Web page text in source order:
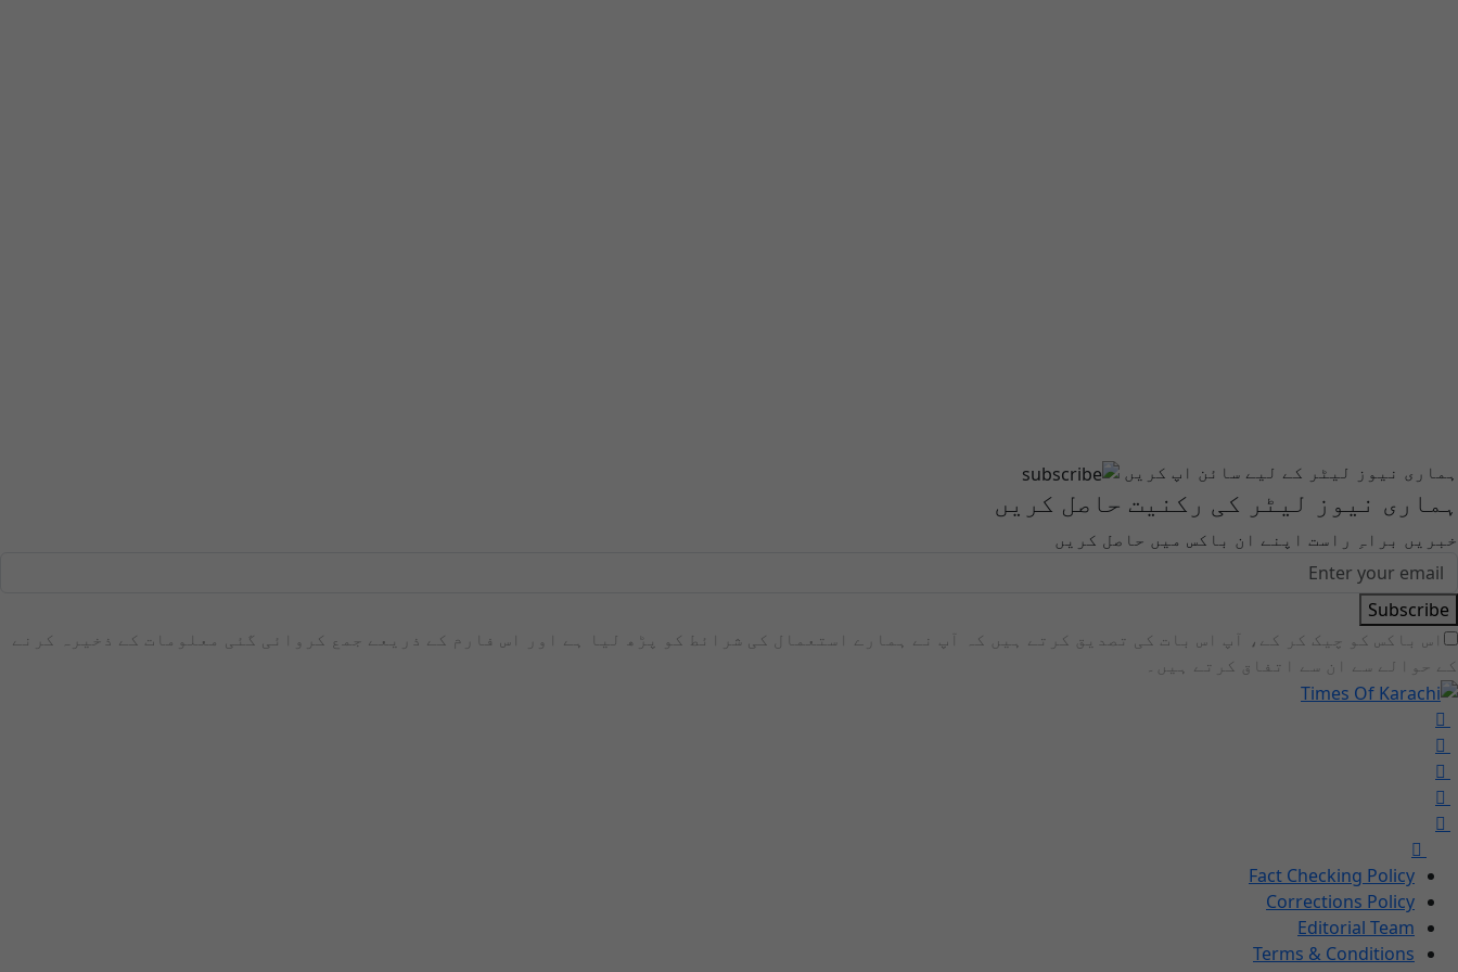
ہماری نیوز لیٹر کے لیے سائن اپ کریں
ہماری نیوز لیٹر کی رکنیت حاصل کریں
خبریں براہِ راست اپنے ان باکس میں حاصل کریں
Subscribe
اس باکس کو چیک کر کے، آپ اس بات کی تصدیق کرتے ہیں کہ آپ نے ہمارے استعمال کی شرائط کو پڑھ لیا ہے اور اس فارم کے ذریعے جمع کروائی گئی معلومات کے ذخیرہ کرنے
کے حوالے سے ان سے اتفاق کرتے ہیں۔
Fact Checking Policy
Corrections Policy
Editorial Team
Terms & Conditions